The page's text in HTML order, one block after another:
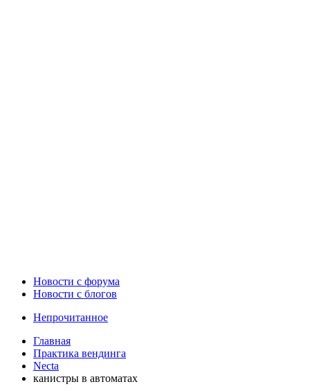
Новости c форума
Новости с блогов
Непрочитанное
Главная
Практика вендинга
Necta
канистры в автоматах